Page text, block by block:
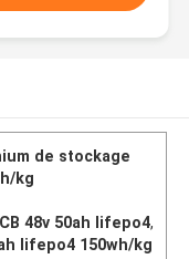
de stockage
kg
48v 50ah lifepo4,
lifepo4 150wh/kg